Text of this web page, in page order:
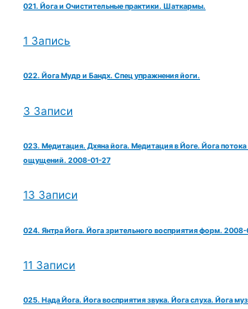
021. Йога и Очистительные практики. Шаткармы.
1 Запись
022. Йога Мудр и Бандх. Спец упражнения йоги.
3 Записи
023. Медитация. Дхяна йога. Медитация в Йоге. Йога потока
ощущений. 2008-01-27
13 Записи
024. Янтра Йога. Йога зрительного восприятия форм.
11 Записи
025. Нада Йога. Йога восприятия звука. Йога слуха. Йога